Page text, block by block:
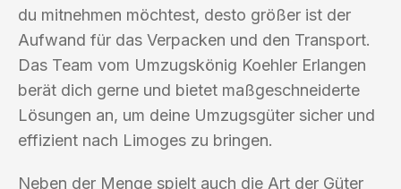
du mitnehmen möchtest, desto größer ist der
Aufwand für das Verpacken und den Transport.
Das Team vom Umzugskönig Koehler Erlangen
berät dich gerne und bietet maßgeschneiderte
Lösungen an, um deine Umzugsgüter sicher und
effizient nach Limoges zu bringen.
Neben der Menge spielt auch die Art der Güter